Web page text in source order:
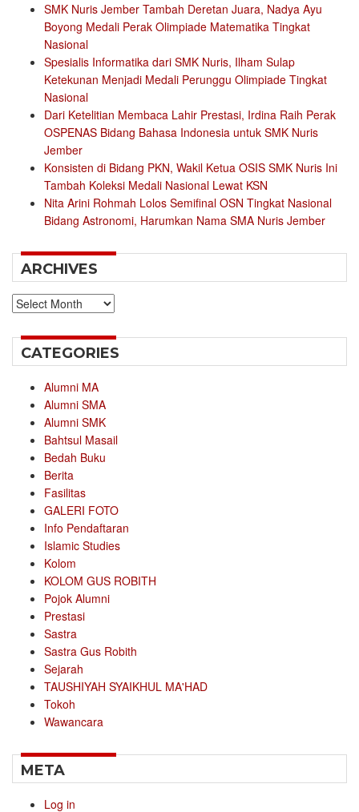
SMK Nuris Jember Tambah Deretan Juara, Nadya Ayu
Boyong Medali Perak Olimpiade Matematika Tingkat
Nasional
Spesialis Informatika dari SMK Nuris, Ilham Sulap
Ketekunan Menjadi Medali Perunggu Olimpiade Tingkat
Nasional
Dari Ketelitian Membaca Lahir Prestasi, Irdina Raih Perak
OSPENAS Bidang Bahasa Indonesia untuk SMK Nuris
Jember
Konsisten di Bidang PKN, Wakil Ketua OSIS SMK Nuris Ini
Tambah Koleksi Medali Nasional Lewat KSN
Nita Arini Rohmah Lolos Semifinal OSN Tingkat Nasional
Bidang Astronomi, Harumkan Nama SMA Nuris Jember
ARCHIVES
Archives
CATEGORIES
Alumni MA
Alumni SMA
Alumni SMK
Bahtsul Masail
Bedah Buku
Berita
Fasilitas
GALERI FOTO
Info Pendaftaran
Islamic Studies
Kolom
KOLOM GUS ROBITH
Pojok Alumni
Prestasi
Sastra
Sastra Gus Robith
Sejarah
TAUSHIYAH SYAIKHUL MA'HAD
Tokoh
Wawancara
META
Log in